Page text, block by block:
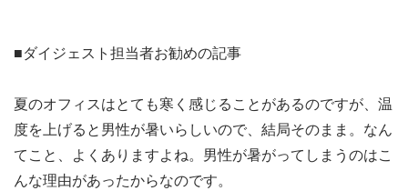
■ダイジェスト担当者お勧めの記事
夏のオフィスはとても寒く感じることがあるのですが、温
度を上げると男性が暑いらしいので、結局そのまま。なん
てこと、よくありますよね。男性が暑がってしまうのはこ
んな理由があったからなのです。